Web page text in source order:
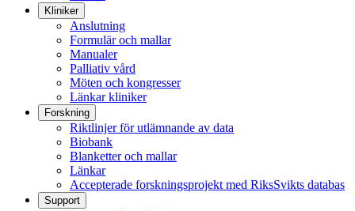
Kliniker
Anslutning
Formulär och mallar
Manualer
Palliativ vård
Möten och kongresser
Länkar kliniker
Forskning
Riktlinjer för utlämnande av data
Biobank
Blanketter och mallar
Länkar
Accepterade forskningsprojekt med RiksSvikts databas
Support